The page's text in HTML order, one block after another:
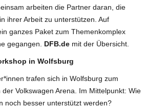
arbeiten die Partner daran, die
ihrer Arbeit zu unterstützen. Auf
ganzes Paket zum Themenkomplex
gegangen. DFB.de mit der Übersicht.
in Wolfsburg
trafen sich in Wolfsburg zum
Volkswagen Arena. Im Mittelpunkt: Wie
noch besser unterstützt werden?